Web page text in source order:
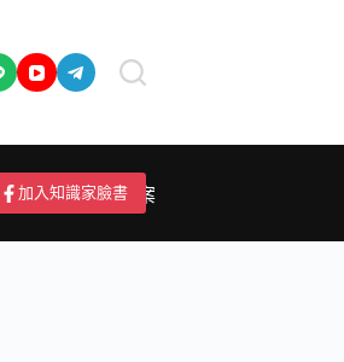
成為作者/投稿/提案
加入知識家臉書